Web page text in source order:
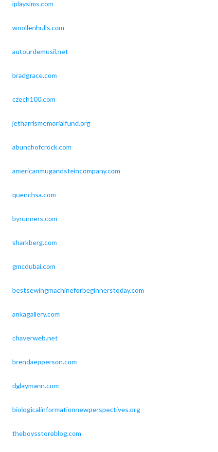
iplaysims.com
woollenhulls.com
autourdemusil.net
bradgrace.com
czech100.com
jetharrismemorialfund.org
abunchofcrock.com
americanmugandsteincompany.com
quenchsa.com
byrunners.com
sharkberg.com
gmcdubai.com
bestsewingmachineforbeginnerstoday.com
ankagallery.com
chaverweb.net
brendaepperson.com
dglaymann.com
biologicalinformationnewperspectives.org
theboysstoreblog.com